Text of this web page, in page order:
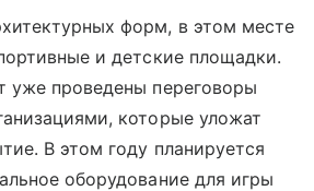
форм, в этом месте
и детские площадки.
уже проведены переговоры
которые уложат
В этом году планируется
оборудование для игры